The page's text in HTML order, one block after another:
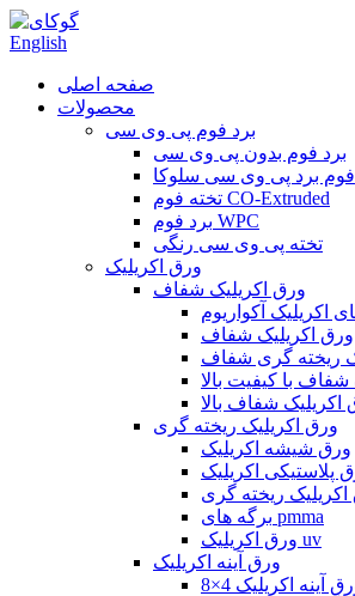
English
صفحه اصلی
محصولات
برد فوم پی وی سی
برد فوم بدون پی وی سی
فوم برد پی وی سی سلوکا
تخته فوم CO-Extruded
برد فوم WPC
تخته پی وی سی رنگی
ورق اکریلیک
ورق اکریلیک شفاف
اکریلیک آکواریوم
ورق اکریلیک شفاف
ریخته گری شفاف
شفاف با کیفیت بالا
اکریلیک شفاف بالا
ورق اکریلیک ریخته گری
ورق شیشه اکریلیک
پلاستیکی اکریلیک
ریخته گری
برگه های pmma
ورق اکریلیک uv
ورق آینه اکریلیک
آینه اکریلیک 4×8